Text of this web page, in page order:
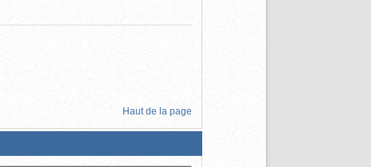
Haut de la page